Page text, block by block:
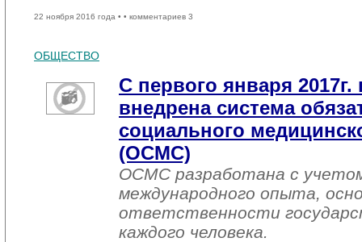
22 ноября 2016 года • • комментариев 3
ОБЩЕСТВО
С первого января 2017г.
внедрена система
социального
(ОСМС)
ОСМС разработана с
международного опыта,
ответственности
каждого человека.